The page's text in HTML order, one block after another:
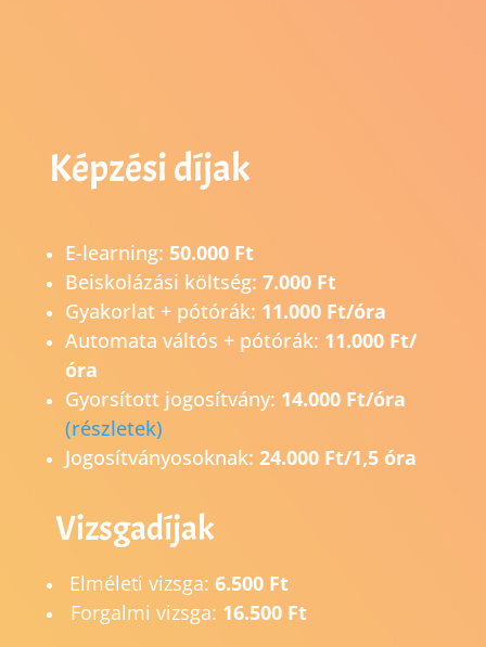
Képzési díjak
E-learning: 50.000 Ft
Beiskolázási költség: 7.000 Ft
Gyakorlat + pótórák: 11.000 Ft/óra
Automata váltós + pótórák: 11.000 Ft/
óra
Gyorsított jogosítvány: 14.000 Ft/óra
(részletek)
Jogosítványosoknak: 24.000 Ft/1,5 óra
Vizsgadíjak
Elméleti vizsga: 6.500 Ft
Forgalmi vizsga: 16.500 Ft